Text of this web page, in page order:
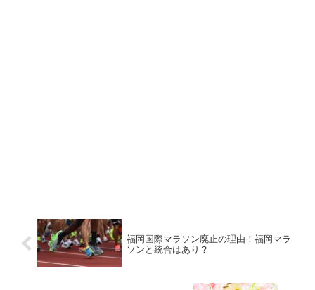
福岡国際マラソン廃止の理由！福岡マラ
ソンと統合はあり？